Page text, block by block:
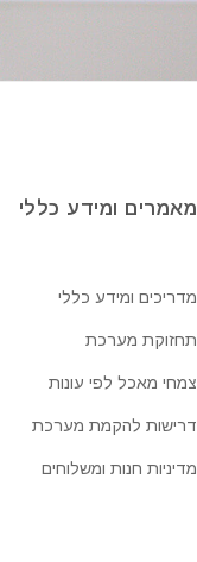
מאמרים ומידע כללי
מדריכים ומידע כללי
תחזוקת מערכת
צמחי מאכל לפי עונות
דרישות להקמת מערכת
מדיניות חנות ומשלוחים